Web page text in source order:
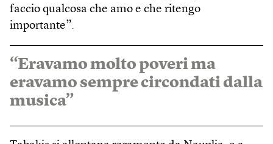
faccio qualcosa che amo e che ritengo
importante”.
“Eravamo molto poveri ma
eravamo sempre circondati dalla
musica”